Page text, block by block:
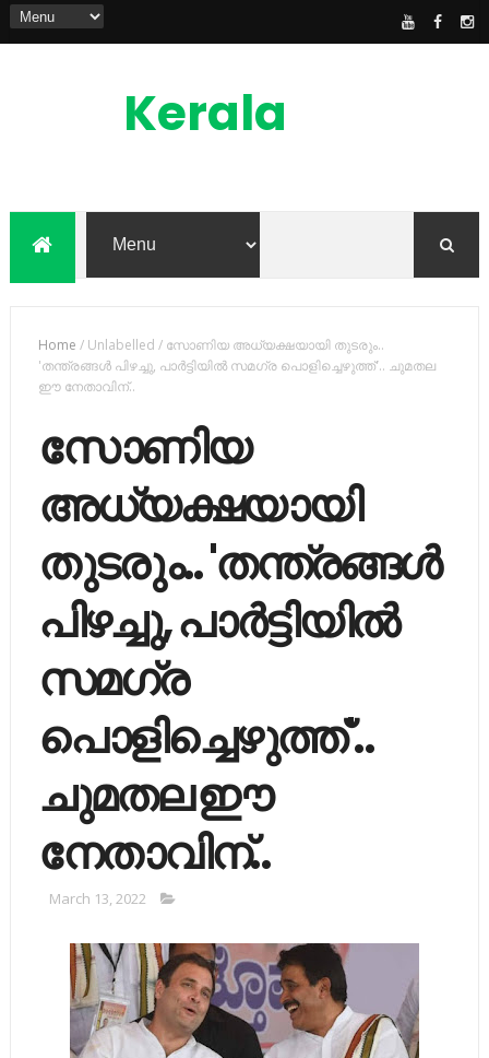
Kerala
Feed
Home /Unlabelled / സോണിയ അധ്യക്ഷയായി തുടരും..
'തന്ത്രങ്ങള്‍ പിഴച്ചു, പാര്‍ട്ടിയില്‍ സമഗ്ര പൊളിച്ചെഴുത്ത്'.. ചുമതല
ഈ നേതാവിന്..
സോണിയ
അധ്യക്ഷയായി
തുടരും.. 'തന്ത്രങ്ങള്‍
പിഴച്ചു, പാര്‍ട്ടിയില്‍
സമഗ്ര
പൊളിച്ചെഴുത്ത്'..
ചുമതല ഈ
നേതാവിന്..
March 13, 2022